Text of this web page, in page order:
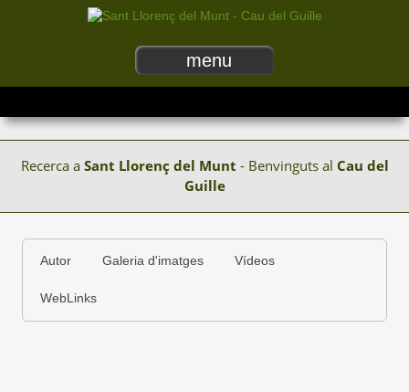
menu
Recerca a Sant Llorenç del Munt - Benvinguts al Cau del
Guille
Autor Galeria d'imatges Vídeos
WebLinks